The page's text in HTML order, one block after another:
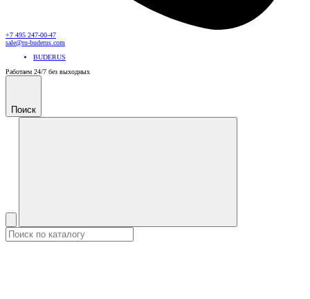
+7 495 247-00-47
sale@ru-buderus.com
BUDERUS
Работаем 24/7 без выходных
Поиск